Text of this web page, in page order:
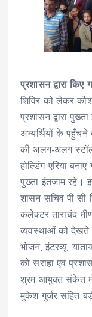
प्रशासन द्वारा किए
शिविर को लेकर
प्रशासन द्वारा
अभ्यर्थियों के
की अलग-अलग
होल्डिंग एरिया
पुख्ता इंतजाम रहे।
शासन सचिव पी
कलेक्टर ताराचंद
व्यवस्थाओं को देखते
भोजन, इंटरव्यू,
को सराहा एवं
श्रम आयुक्त संकेत
मुकेश गुर्जर सहित